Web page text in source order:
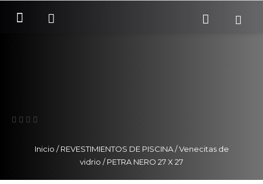
Inicio /REVESTIMIENTOS DE PISCINA/Venecitas de
vidrio / PETRA NERO 27 X 27